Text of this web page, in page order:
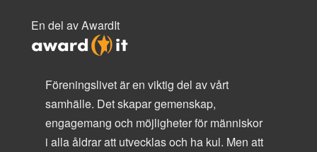
En del av AwardIt
Föreningslivet är en viktig del av vårt
samhälle. Det skapar gemenskap,
engagemang och möjligheter för människor
i alla åldrar att utvecklas och ha kul. Men att